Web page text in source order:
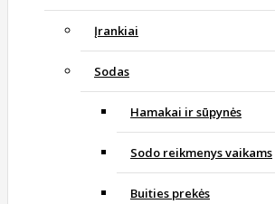
Įrankiai
Sodas
Hamakai ir sūpynės
Sodo reikmenys vaikams
Buities prekės